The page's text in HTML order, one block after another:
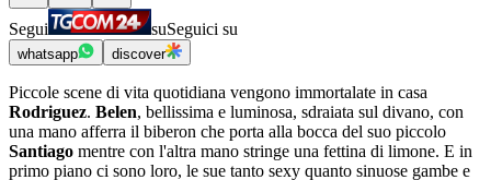
Segui suSeguici su
whatsapp discover
Piccole scene di vita quotidiana vengono immortalate in casa
Rodriguez. Belen, bellissima e luminosa, sdraiata sul divano, con
una mano afferra il biberon che porta alla bocca del suo piccolo
Santiago mentre con l'altra mano stringe una fettina di limone. E in
primo piano ci sono loro, le sue tanto sexy quanto sinuose gambe e